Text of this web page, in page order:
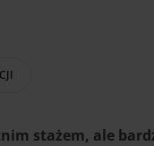
stażem, ale